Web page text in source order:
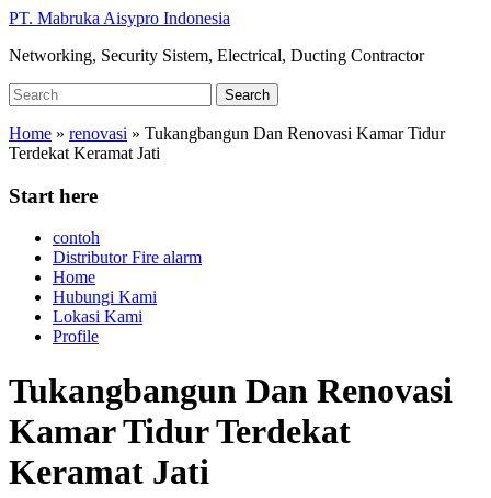
Skip
main
PT. Mabruka Aisypro Indonesia
Networking, Security Sistem, Electrical, Ducting Contractor
Search
for:
Search
Home » renovasi » Tukangbangun Dan Renovasi Kamar Tidur
Terdekat Keramat Jati
Start here
contoh
Distributor Fire alarm
Home
Hubungi Kami
Lokasi Kami
Profile
Tukangbangun Dan Renovasi
Kamar Tidur Terdekat
Keramat Jati